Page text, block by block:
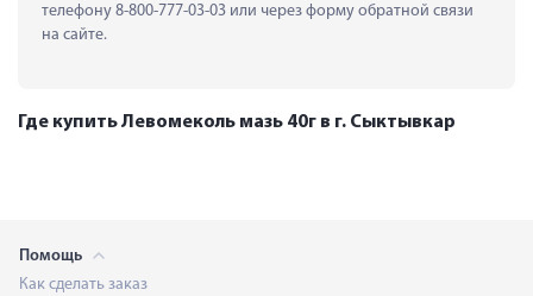
телефону 8-800-777-03-03 или через форму обратной связи
на сайте.
Где купить Левомеколь мазь 40г в г. Сыктывкар
Помощь
Как сделать заказ